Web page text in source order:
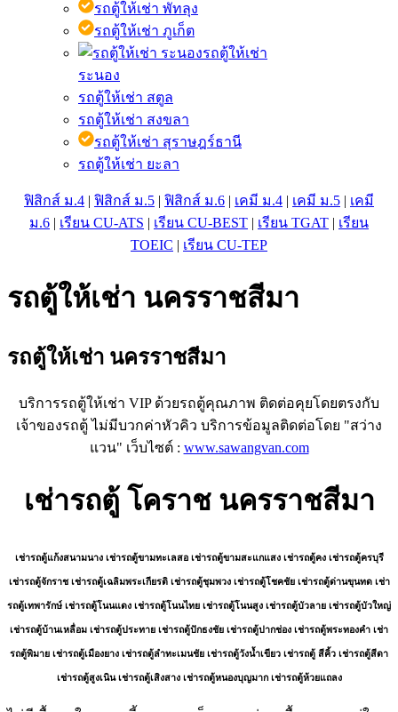
รถตู้ให้เช่า พัทลุง
รถตู้ให้เช่า ภูเก็ต
รถตู้ให้เช่า
ระนอง
รถตู้ให้เช่า สตูล
รถตู้ให้เช่า สงขลา
รถตู้ให้เช่า สุราษฎร์ธานี
รถตู้ให้เช่า ยะลา
ฟิสิกส์ ม.4 | ฟิสิกส์ ม.5 | ฟิสิกส์ ม.6 | เคมี ม.4 | เคมี ม.5 | เคมี
ม.6 | เรียน CU-ATS | เรียน CU-BEST | เรียน TGAT | เรียน
TOEIC | เรียน CU-TEP
รถตู้ให้เช่า นครราชสีมา
รถตู้ให้เช่า นครราชสีมา
บริการรถตู้ให้เช่า VIP ด้วยรถตู้คุณภาพ ติดต่อคุยโดยตรงกับ
เจ้าของรถตู้ ไม่มีบวกค่าหัวคิว บริการข้อมูลติดต่อโดย "สว่าง
แวน" เว็บไซต์ : www.sawangvan.com
เช่ารถตู้ โคราช นครราชสีมา
เช่ารถตู้แก้งสนามนาง เช่ารถตู้ขามทะเลสอ เช่ารถตู้ขามสะแกแสง เช่ารถตู้คง เช่ารถตู้ครบุรี
เช่ารถตู้จักราช เช่ารถตู้เฉลิมพระเกียรติ เช่ารถตู้ชุมพวง เช่ารถตู้โชคชัย เช่ารถตู้ด่านขุนทด เช่า
รถตู้เทพารักษ์ เช่ารถตู้โนนแดง เช่ารถตู้โนนไทย เช่ารถตู้โนนสูง เช่ารถตู้บัวลาย เช่ารถตู้บัวใหญ่
เช่ารถตู้บ้านเหลื่อม เช่ารถตู้ประทาย เช่ารถตู้ปักธงชัย เช่ารถตู้ปากช่อง เช่ารถตู้พระทองคำ เช่า
รถตู้พิมาย เช่ารถตู้เมืองยาง เช่ารถตู้ลำทะเมนชัย เช่ารถตู้วังน้ำเขียว เช่ารถตู้ สีคิ้ว เช่ารถตู้สีดา
เช่ารถตู้สูงเนิน เช่ารถตู้เสิงสาง เช่ารถตู้หนองบุญมาก เช่ารถตู้ห้วยแถลง